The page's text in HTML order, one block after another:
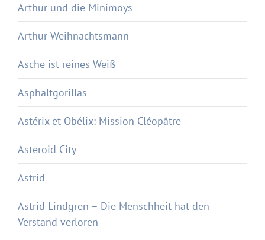
Arthur und die Minimoys
Arthur Weihnachtsmann
Asche ist reines Weiß
Asphaltgorillas
Astérix et Obélix: Mission Cléopâtre
Asteroid City
Astrid
Astrid Lindgren – Die Menschheit hat den
Verstand verloren